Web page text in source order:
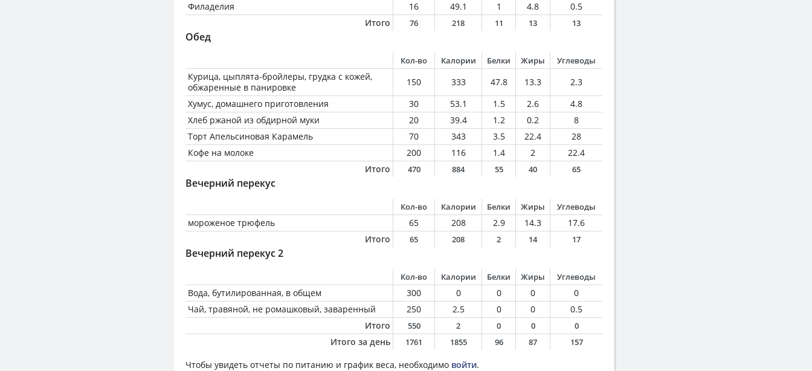
Филаделия
16 49.1 1 4.8
0.5
Итого
76 218 11 13 13
Обед
Кол-во Калории Белки Жиры Углеводы
Курица, цыплята-бройлеры, грудка с кожей,
обжаренные в панировке
150 333 47.8 13.3
2.3
Хумус, домашнего приготовления
30 53.1 1.5 2.6
4.8
Хлеб ржаной из обдирной муки
20 39.4 1.2 0.2
8
Торт Апельсиновая Карамель
70 343 3.5 22.4
28
Кофе на молоке
200 116 1.4 2
22.4
Итого
470 884 55 40 65
Вечерний перекус
Кол-во Калории Белки Жиры Углеводы
мороженое трюфель 65 208 2.9 14.3
17.6
Итого
65 208 2 14 17
Вечерний перекус 2
Кол-во Калории Белки Жиры Углеводы
Вода, бутилированная, в общем 300 0 0 0
0
Чай, травяной, не ромашковый, заваренный
250 2.5 0 0
0.5
Итого
550 2 0 0 0
Итого за день 1761 1855 96 87 157
Чтобы увидеть отчеты по питанию и график веса, необходимо войти.